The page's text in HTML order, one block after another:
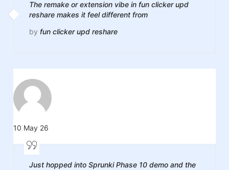
The remake or extension vibe in fun clicker upd
reshare makes it feel different from
by fun clicker upd reshare
10 May 26
Just hopped into Sprunki Phase 10 demo and the